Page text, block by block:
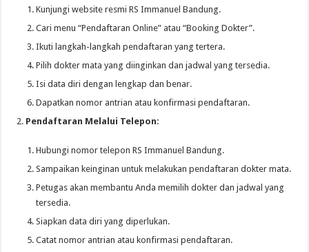
Kunjungi website resmi RS Immanuel Bandung.
Cari menu “Pendaftaran Online” atau “Booking Dokter”.
Ikuti langkah-langkah pendaftaran yang tertera.
Pilih dokter mata yang diinginkan dan jadwal yang tersedia.
Isi data diri dengan lengkap dan benar.
Dapatkan nomor antrian atau konfirmasi pendaftaran.
Pendaftaran Melalui Telepon:
Hubungi nomor telepon RS Immanuel Bandung.
Sampaikan keinginan untuk melakukan pendaftaran dokter mata.
Petugas akan membantu Anda memilih dokter dan jadwal yang
tersedia.
Siapkan data diri yang diperlukan.
Catat nomor antrian atau konfirmasi pendaftaran.